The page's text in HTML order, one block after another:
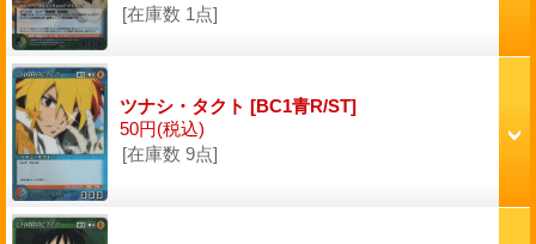
[在庫数 1点]
ツナシ・タクト [BC1青R/ST]
50円(税込)
[在庫数 9点]